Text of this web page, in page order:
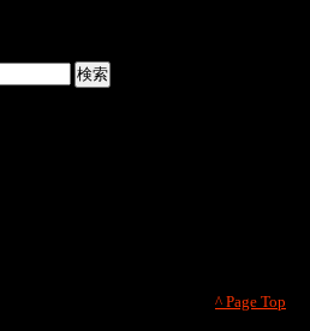
^ Page Top